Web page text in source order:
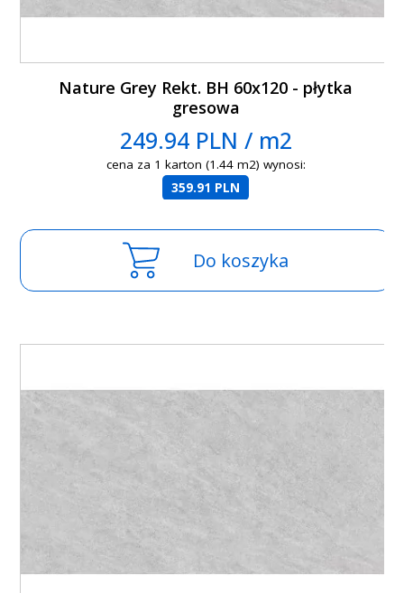
Nature Grey Rekt. BH 60x120 - płytka
gresowa
249.94 PLN / m2
cena za 1 karton (1.44 m2) wynosi:
359.91 PLN
Do koszyka